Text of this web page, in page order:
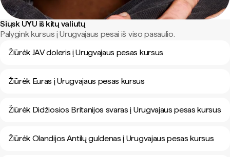
Siųsk UYU iš kitų valiutų
Palygink kursus į Urugvajaus pesai iš viso pasaulio.
Žiūrėk JAV doleris į Urugvajaus pesas kursus
Žiūrėk Euras į Urugvajaus pesas kursus
Žiūrėk Didžiosios Britanijos svaras į Urugvajaus pesas kursus
Žiūrėk Olandijos Antilų guldenas į Urugvajaus pesas kursus